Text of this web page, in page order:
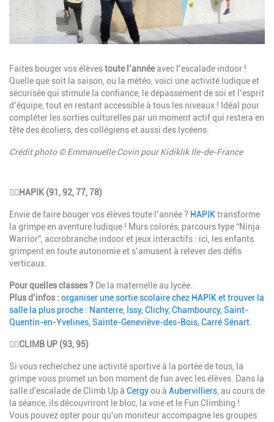
Description
Faites bouger vos élèvestoute l’annéeavec l’escalade indoor !
Quelle que soit la saison, ou la météo, voici une activité ludique et
sécurisée qui stimule la confiance, le dépassement de soi et l’esprit
d’équipe, tout en restant accessible à tous les niveaux ! Idéal pour
compléter les sorties culturelles par un moment actif qui restera en
tête des écoliers, des collégiens et aussi des lycéens.
Crédit photo © Emmanuelle Covin pour Kidiklik Ile-de-France
Description
🧗‍♀️HAPIK (91, 92, 77, 78)
Envie de faire bouger vos élèves toute l’année ? HAPIKtransforme
la grimpe en aventure ludique ! Murs colorés, parcours type “Ninja
Warrior”, accrobranche indoor et jeux interactifs : ici, les enfants
grimpent en toute autonomie et s’amusent à relever des défis
verticaux.
Pour quelles classes ? De la maternelle au lycée.
Plus d’infos : organiser une sortie scolaire chez HAPIK et trouver la
salle la plus proche : Nanterre, Issy, Clichy, Chambourcy, Saint-
Quentin-en-Yvelines, Sainte-Geneviève-des-Bois, Carré Sénart.
🧗‍♀️CLIMB UP (93, 95)
Si vous recherchez une activité sportive à la portée de tous, la
grimpe vous promet un bon moment de fun avec les élèves. Dans la
salle d'escalade de Climb Up à Cergyou à Aubervilliers , au cours de
la séance, ils découvriront le bloc, la voie et le Fun Climbing !
Vous pouvez opter pour qu'un moniteur accompagne les groupes